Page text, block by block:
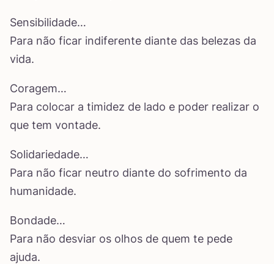
Sensibilidade…
Para não ficar indiferente diante das belezas da
vida.
Coragem…
Para colocar a timidez de lado e poder realizar o
que tem vontade.
Solidariedade…
Para não ficar neutro diante do sofrimento da
humanidade.
Bondade…
Para não desviar os olhos de quem te pede
ajuda.